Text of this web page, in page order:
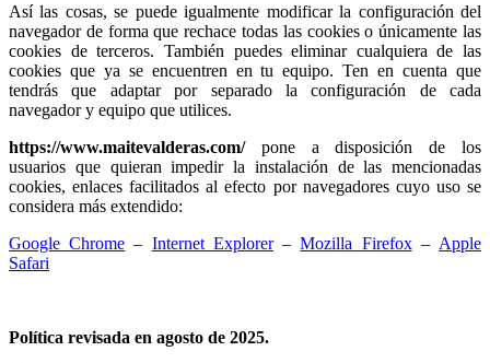
Así las cosas, se puede igualmente modificar la configuración del
navegador de forma que rechace todas las cookies o únicamente las
cookies de terceros. También puedes eliminar cualquiera de las
cookies que ya se encuentren en tu equipo. Ten en cuenta que
tendrás que adaptar por separado la configuración de cada
navegador y equipo que utilices.
https://www.maitevalderas.com/pone a disposición de los
usuarios que quieran impedir la instalación de las mencionadas
cookies, enlaces facilitados al efecto por navegadores cuyo uso se
considera más extendido:
Google Chrome – Internet Explorer–Mozilla Firefox– Apple
Safari
Política revisada en agosto de 2025.